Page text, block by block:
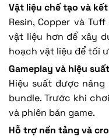
Vật liệu chế tạo và
Resin, Copper và
vật liệu hơn để xây
hoạch vật liệu để tối
Gameplay và hiệu suất
Hiệu suất được nâng
bundle. Trước khi
và phiên bản game.
Hỗ trợ nền tảng và